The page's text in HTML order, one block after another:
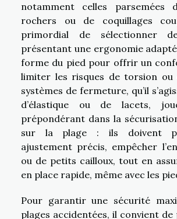
notamment celles parsemées
rochers ou de coquillages
primordial de sélectionner
présentant une ergonomie
forme du pied pour offrir un
limiter les risques de torsion ou
systèmes de fermeture, qu’il
d’élastique ou de lacets,
prépondérant dans la
sur la plage : ils doivent
ajustement précis, empêcher
ou de petits cailloux, tout en
en place rapide, même avec les
Pour garantir une sécurité
plages accidentées, il convient